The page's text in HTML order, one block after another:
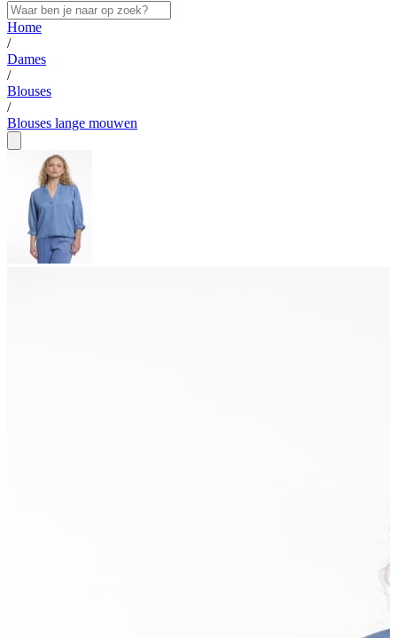
Home
/
Dames
/
Blouses
/
Blouses lange mouwen